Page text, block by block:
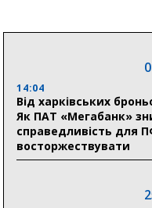
Понад 8 мільйонів
20:41
Пенсійний фонд
на пенсії, страхові
прифронтових громад
14:04
Від харківських
Як ПАТ «Мегабанк»
справедливість для
восторжествувати